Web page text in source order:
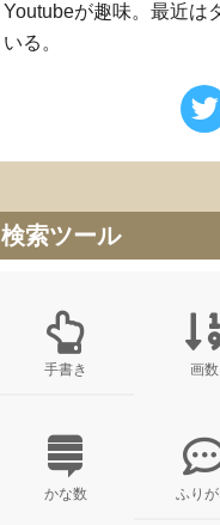
Youtubeが趣味。最近は
いる。
検索ツール
手書き 画数
かな数 ふり